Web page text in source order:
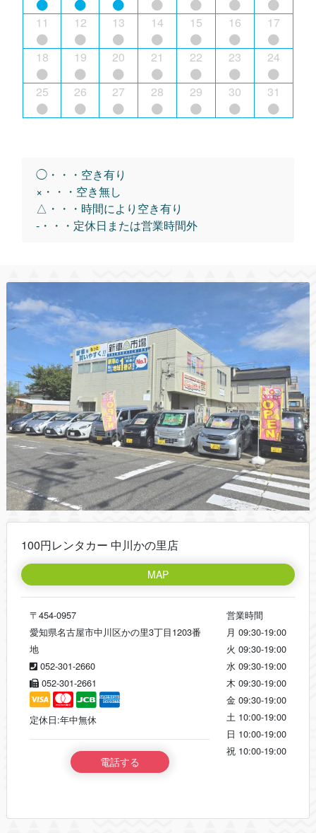
11 12 13 14 15 16 17
18 19 20 21 22 23 24
25 26 27 28 29 30 31
◯・・・空き有り
×・・・空き無し
△・・・時間により空き有り
-・・・定休日または営業時間外
100円レンタカー 中川かの里店
MAP
〒454-0957
愛知県名古屋市中川区かの里3丁目1203番
地
052-301-2660
052-301-2661
定休日:年中無休
電話する
営業時間
月 09:30-19:00
火 09:30-19:00
水 09:30-19:00
木 09:30-19:00
金 09:30-19:00
土 10:00-19:00
日 10:00-19:00
祝 10:00-19:00